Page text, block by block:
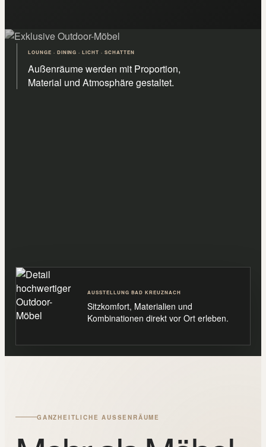
LOUNGE · DINING · LICHT · SCHATTEN
Außenräume werden mit Proportion,
Material und Atmosphäre gestaltet.
AUSSTELLUNG BAD KREUZNACH
Sitzkomfort, Materialien und
Kombinationen direkt vor Ort erleben.
GANZHEITLICHE AUSSENRÄUME